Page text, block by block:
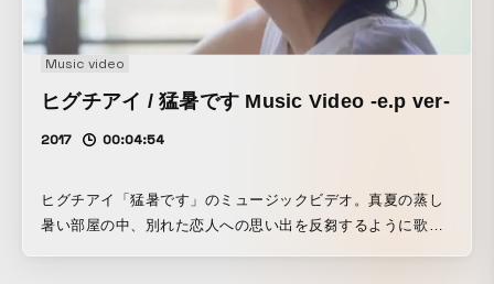
Music video
ヒグチアイ / 猛暑です Music Video -e.p ver-
2017 00:04:54
ヒグチアイ「猛暑です」のミュージックビデオ。真夏の蒸し
暑い部屋の中、別れた恋人への思い出を反芻するように歌詞